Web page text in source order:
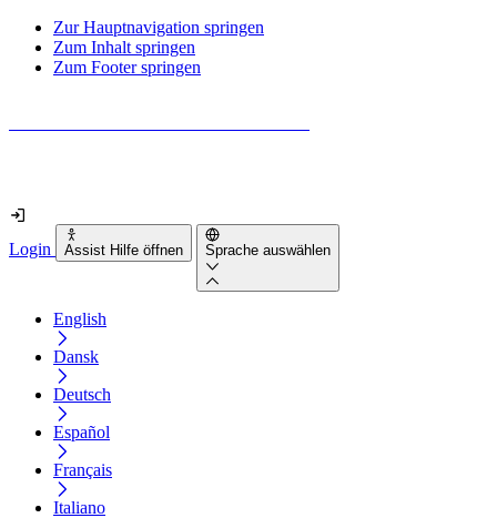
Zur Hauptnavigation springen
Zum Inhalt springen
Zum Footer springen
Login Assist Hilfe öffnen Sprache auswählen
English
Dansk
Deutsch
Español
Français
Italiano